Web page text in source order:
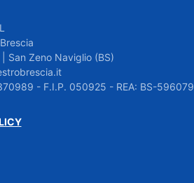
San Zeno Naviglio (BS)
- F.I.P. 050925 - REA: BS-596079